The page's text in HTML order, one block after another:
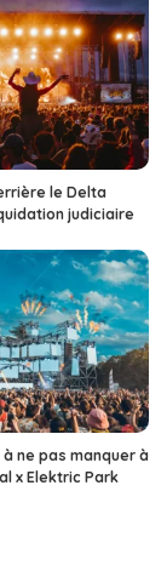
le Delta
judiciaire
à ne pas manquer à
x Elektric Park